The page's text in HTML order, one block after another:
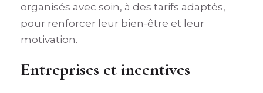
organisés avec soin, à des tarifs adaptés,
pour renforcer leur bien-être et leur
motivation.
Entreprises et incentives